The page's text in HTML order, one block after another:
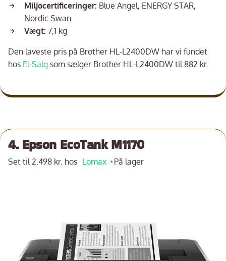
Miljøcertificeringer: Blue Angel, ENERGY STAR,
Nordic Swan
Vægt: 7,1 kg
Den laveste pris på Brother HL-L2400DW har vi fundet
hos El-Salg som sælger Brother HL-L2400DW til 882 kr.
4. Epson EcoTank M1170
Set til 2.498 kr. hos Lomax På lager